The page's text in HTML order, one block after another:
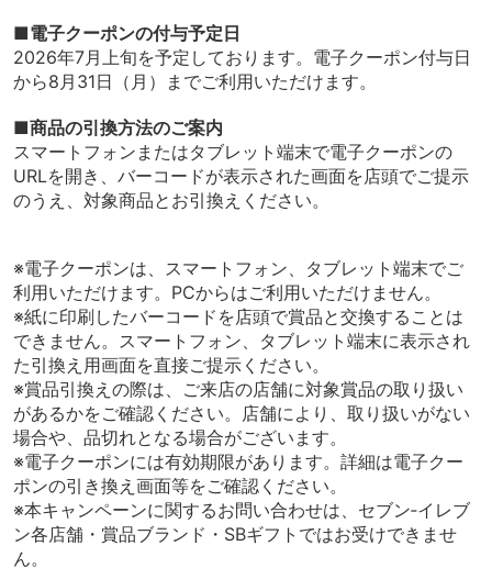
■電子クーポンの付与予定日
2026年7月上旬を予定しております。電子クーポン付与日
から8月31日（月）までご利用いただけます。
■商品の引換方法のご案内
スマートフォンまたはタブレット端末で電子クーポンの
URLを開き、バーコードが表示された画面を店頭でご提示
のうえ、対象商品とお引換えください。
※電子クーポンは、スマートフォン、タブレット端末でご
利用いただけます。PCからはご利用いただけません。
※紙に印刷したバーコードを店頭で賞品と交換することは
できません。スマートフォン、タブレット端末に表示され
た引換え用画面を直接ご提示ください。
※賞品引換えの際は、ご来店の店舗に対象賞品の取り扱い
があるかをご確認ください。店舗により、取り扱いがない
場合や、品切れとなる場合がございます。
※電子クーポンには有効期限があります。詳細は電子クー
ポンの引き換え画面等をご確認ください。
※本キャンペーンに関するお問い合わせは、セブン‐イレブ
ン各店舗・賞品ブランド・SBギフトではお受けできませ
ん。